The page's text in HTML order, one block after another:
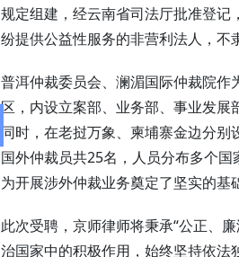
规定组建，经云南省司法厅批准登
纷提供公益性服务的非营利法人，不
普洱仲裁委员会、澜湄国际仲裁院
区，内设立案部、业务部、事业发展
同时，在老挝万象、柬埔寨金边分
国外仲裁员共25名，人员分布多个
为开展涉外仲裁业务奠定了坚实的基
此次受聘，京师律师将秉承“公正、
治国家中的积极作用，始终坚持依